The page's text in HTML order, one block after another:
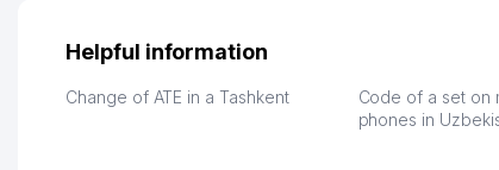
их работе значительно
обслуживания клиентов.
тут у нас уже
Выгодное дело и
Helpful information
Change of ATE in a Tashkent
Code of a set on
phones in